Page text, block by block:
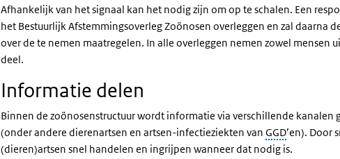
Afhankelijk van het signaal kan het nodig zijn om op te schalen. Een
het Bestuurlijk Afstemmingsoverleg Zoönosen overleggen en zal daarna
over de te nemen maatregelen. In alle overleggen nemen zowel mensen
deel.
Informatie delen
Binnen de zoönosenstructuur wordt informatie via verschillende kanalen
(onder andere dierenartsen en artsen-infectieziekten van GGD’en). Door
(dieren)artsen snel handelen en ingrijpen wanneer dat nodig is.